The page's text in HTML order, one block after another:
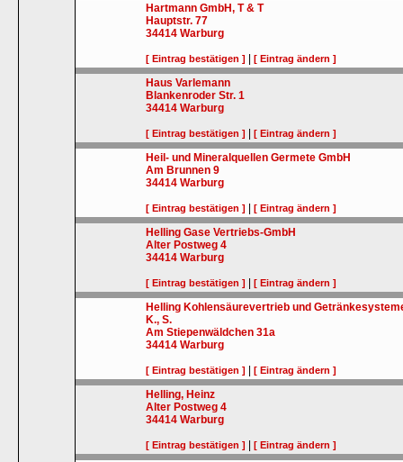
Hartmann GmbH, T & T
Hauptstr. 77
34414 Warburg
[ Eintrag bestätigen ] |[ Eintrag ändern ]
Haus Varlemann
Blankenroder Str. 1
34414 Warburg
[ Eintrag bestätigen ] |[ Eintrag ändern ]
Heil- und Mineralquellen Germete GmbH
Am Brunnen 9
34414 Warburg
[ Eintrag bestätigen ] |[ Eintrag ändern ]
Helling Gase Vertriebs-GmbH
Alter Postweg 4
34414 Warburg
[ Eintrag bestätigen ] |[ Eintrag ändern ]
Helling Kohlensäurevertrieb und
K., S.
Am Stiepenwäldchen 31a
34414 Warburg
[ Eintrag bestätigen ] |[ Eintrag ändern ]
Helling, Heinz
Alter Postweg 4
34414 Warburg
[ Eintrag bestätigen ] |[ Eintrag ändern ]